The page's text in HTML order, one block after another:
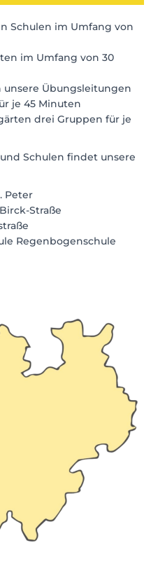
Schulen im Umfang von
im Umfang von 30
unsere Übungsleitungen
je 45 Minuten
drei Gruppen für je
Schulen findet unsere
Peter
Straße
Regenbogenschule